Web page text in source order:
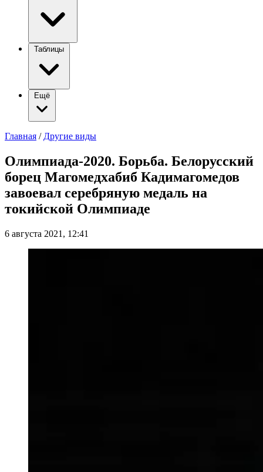
Таблицы
Ещё
Главная / Другие виды
Олимпиада-2020. Борьба. Белорусский
борец Магомедхабиб Кадимагомедов
завоевал серебряную медаль на
токийской Олимпиаде
6 августа 2021, 12:41